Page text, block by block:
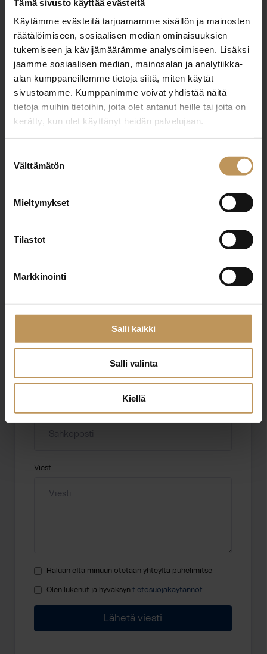
Tämä sivusto käyttää evästeitä
Käytämme evästeitä tarjoamamme sisällön ja mainosten
räätälöimiseen, sosiaalisen median ominaisuuksien
tukemiseen ja kävijämäärämme analysoimiseen. Lisäksi
jaamme sosiaalisen median, mainosalan ja analytiikka-
alan kumppaneillemme tietoja siitä, miten käytät
sivustoamme. Kumppanimme voivat yhdistää näitä
tietoja muihin tietoihin, joita olet antanut heille tai joita on
kerätty, kun olet käyttänyt heidän palvelujaan.
valinta
Välttämätön
Mieltymykset
Tilastot
Markkinointi
Salli kaikki
Salli valinta
Kiellä
OTA YHTEYTTÄ
Miten voin auttaa
asuntoasioissa?
Jätä yhteystietosi, niin otan yhteyttä
Manu Purola
"*" näyttää pakolliset kentät
Nimi*
Viesti
Haluan että minuun otetaan yhteyttä puhelimitse
Olen lukenut ja hyväksyn tietosuojakäytännöt